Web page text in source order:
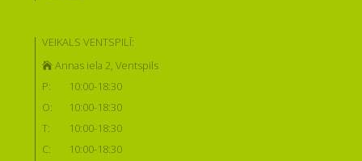
VEIKALS VENTSPILĪ:
Annas iela 2, Ventspils
P:
10:00-18:30
O:
10:00-18:30
T:
10:00-18:30
C:
10:00-18:30